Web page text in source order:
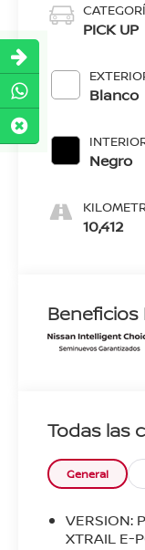
PICK UP
Blanco
Negro
10,412
Beneficios
Todas las
General
VERSION:
XTRAIL E-